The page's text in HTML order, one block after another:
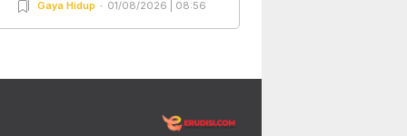
Gaya Hidup 01/08/2026 | 08:56